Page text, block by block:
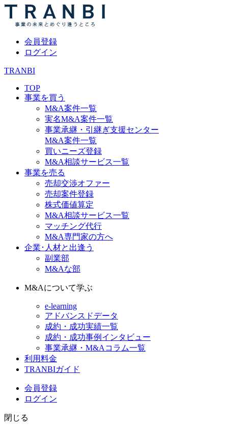
会員登録
ログイン
TRANBI
TOP
事業を買う
M&A案件一覧
実名M&A案件一覧
事業承継・引継ぎ支援センター
M&A案件一覧
買いニーズ登録
M&A相談サービス一覧
事業を売る
売却交渉オファー
売却案件登録
株式価値算定
M&A相談サービス一覧
マッチング代行
M&A専門家の方へ
企業･人材と出逢う
副業部
M&Aな部
M&Aについて学ぶ
e-learning
アドバンスドデータ
成約・成功実績一覧
成約・成功事例インタビュー
事業承継・M&Aコラム一覧
利用料金
TRANBIガイド
会員登録
ログイン
閉じる